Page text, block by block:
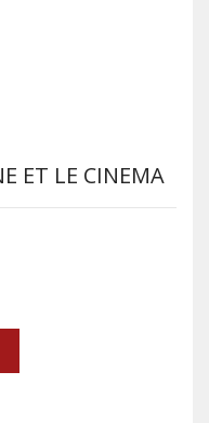
ET LE CINEMA